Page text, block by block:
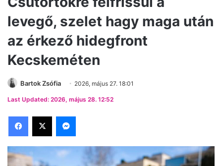
levegő, szelet hagy maga után
az érkező hidegfront
Kecskeméten
Bartok Zsófia 2026, május 27. 18:01
Last Updated: 2026, május 28. 12:52
Facebook
X Messenger